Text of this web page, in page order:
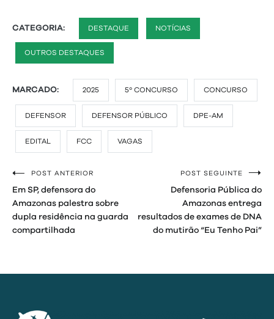
CATEGORIA: DESTAQUE NOTÍCIAS
OUTROS DESTAQUES
MARCADO: 2025 5º CONCURSO CONCURSO
DEFENSOR DEFENSOR PÚBLICO DPE-AM
EDITAL FCC VAGAS
Navegação
de
Post
POST ANTERIOR
Em SP, defensora do
Amazonas palestra sobre
dupla residência na guarda
compartilhada
POST SEGUINTE
Defensoria Pública do
Amazonas entrega
resultados de exames de DNA
do mutirão “Eu Tenho Pai”